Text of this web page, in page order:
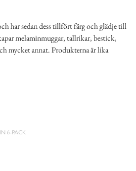
har sedan dess tillfört färg och glädje till
melaminmuggar, tallrikar, bestick,
mycket annat. Produkterna är lika
6-PACK